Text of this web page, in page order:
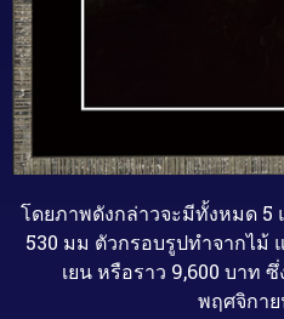
โดยภาพดังกล่าวจะมีทั้งหมด 5
530 มม ตัวกรอบรูปทำจากไม้
เยนหรือราว 9,600บาท ซึ่
พฤศจิกา